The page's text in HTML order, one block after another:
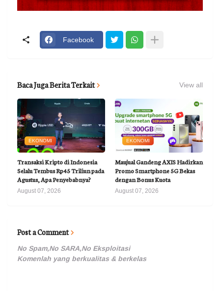
Facebook
Baca Juga Berita Terkait View all
EKONOMI
Transaksi Kripto di Indonesia
Selalu Tembus Rp45 Triliun pada
Agustus, Apa Penyebabnya?
August 07, 2026
EKONOMI
Maujual Gandeng AXIS Hadirkan
Promo Smartphone 5G Bekas
dengan Bonus Kuota
August 07, 2026
Post a Comment
No Spam,No SARA,No Eksploitasi
Komenlah yang berkualitas & berkelas